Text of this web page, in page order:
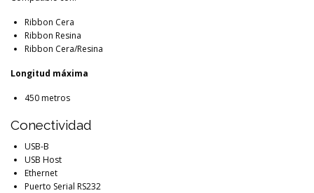
Ribbon Cera
Ribbon Resina
Ribbon Cera/Resina
Longitud máxima
450 metros
Conectividad
USB-B
USB Host
Ethernet
Puerto Serial RS232